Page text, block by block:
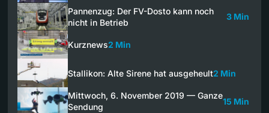
Pannenzug: Der FV-Dosto kann noch
nicht in Betrieb
3 Min
Kurznews2 Min
Stallikon: Alte Sirene hat ausgeheult2 Min
Mittwoch, 6. November 2019 — Ganze
Sendung
15 Min